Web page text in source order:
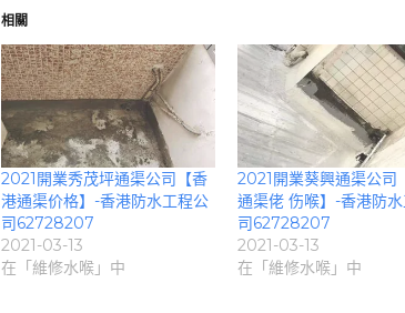
相關
2021開業秀茂坪通渠公司【香
港通渠价格】-香港防水工程公
司62728207
2021-03-13
在「維修水喉」中
2021開業葵興通渠公司
通渠佬 伤喉】-香港防
司62728207
2021-03-13
在「維修水喉」中